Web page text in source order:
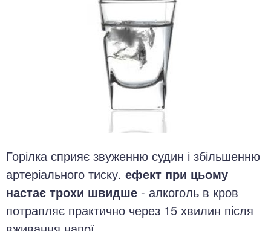
Горілка сприяє звуженню судин і збільшенню
артеріального тиску. ефект при цьому
настає трохи швидше - алкоголь в кров
потрапляє практично через 15 хвилин після